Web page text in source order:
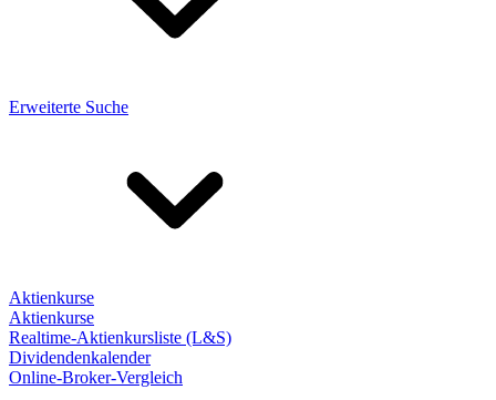
Erweiterte Suche
Aktienkurse
Aktienkurse
Realtime-Aktienkursliste (L&S)
Dividendenkalender
Online-Broker-Vergleich